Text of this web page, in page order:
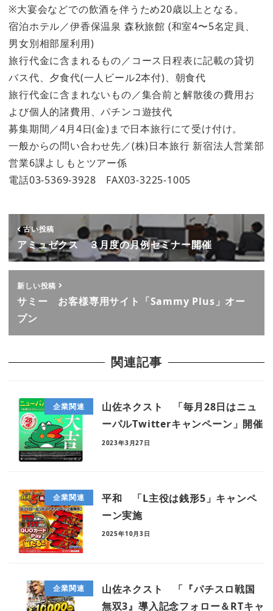
※大宴会などでの飲酒を伴うため20歳以上となる。
宿泊ホテル／伊香保温泉 森秋旅館 (和室4〜5名定員、
男女別相部屋利用)
旅行代金に含まれるもの／コース日程表に記載の貸切
バス代、夕食代(一人ビール2本付)、朝食代
旅行代金に含まれないもの／集合前と解散後の費用お
よび個人的諸費用、パチンコ遊技代
募集期間／4月4日(金)まで日本旅行にて受け付け。
一般からの問い合わせ先／(株)日本旅行 新宿法人営業部
営業6課よしもとツアー係
電話03-5369-3928 FAX03-3225-1005
古い投稿
アミュゼクス ３月度の月例セミナー開催
新しい投稿
サミー お客様専用サイト「Sammy Plus」オー
プン
関連記事
企業関連
山佐ネクスト 「毎月28日はニュ
ーパルTwitterキャンペーン」開催
2023年3月27日
企業関連
平和 「L主役は銭形5」キャンペ
ーン実施
2025年10月3日
企業関連
山佐ネクスト 「『パチスロ戦国
無双3』導入記念フォロー＆RTキャ